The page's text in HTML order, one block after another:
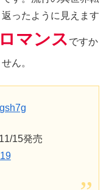
ったように見えます
マンス ですか
ん。
15発売